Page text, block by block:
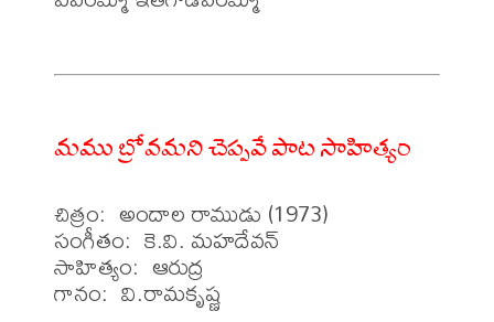
మము బ్రోవమని చెప్పవే పాట సాహిత్యం
చిత్రం:  అందాల రాముడు (1973)
సంగీతం:  కె.వి. మహదేవన్
సాహిత్యం:  ఆరుద్ర
గానం:  వి.రామకృష్ణ